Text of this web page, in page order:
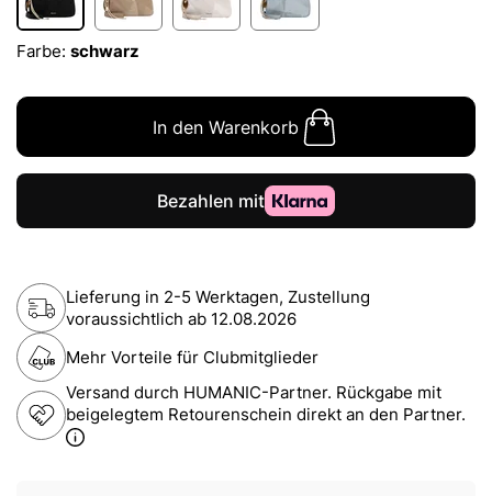
Farbe: schwarz
In den Warenkorb
Lieferung in 2-5 Werktagen, Zustellung
voraussichtlich ab 12.08.2026
Mehr Vorteile für Clubmitglieder
Versand durch HUMANIC-Partner. Rückgabe mit
beigelegtem Retourenschein direkt an den Partner.